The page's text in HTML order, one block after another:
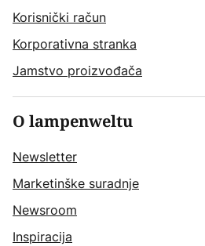
Korisnički račun
Korporativna stranka
Jamstvo proizvođača
O lampenweltu
Newsletter
Marketinške suradnje
Newsroom
Inspiracija